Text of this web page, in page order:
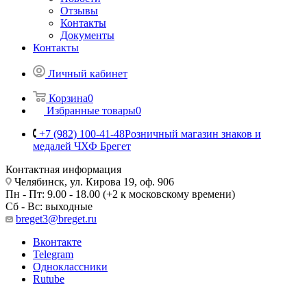
Отзывы
Контакты
Документы
Контакты
Личный кабинет
Корзина0
Избранные товары0
+7 (982) 100-41-48Розничный магазин знаков и
медалей ЧХФ Брегет
Контактная информация
Челябинск, ул. Кирова 19, оф. 906
Пн - Пт: 9.00 - 18.00 (+2 к московскому времени)
Сб - Вс: выходные
breget3@breget.ru
Вконтакте
Telegram
Одноклассники
Rutube